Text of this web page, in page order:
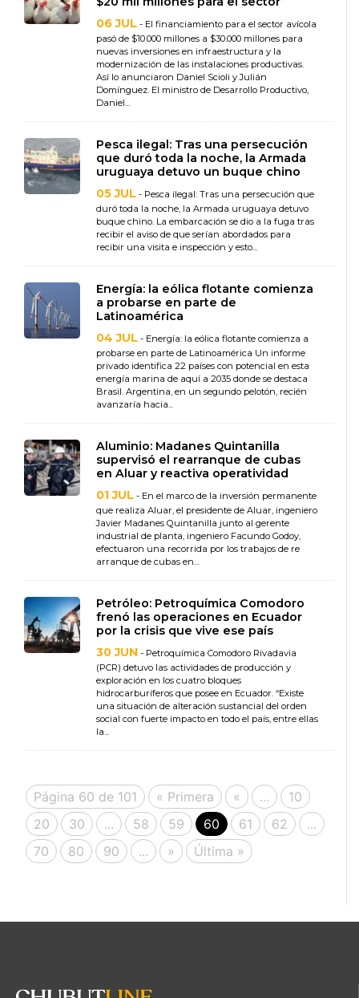
06 JUL - El financiamiento para el sector avícola
pasó de $10.000 millones a $30.000 millones para
nuevas inversiones en infraestructura y la
modernización de las instalaciones productivas.
Así lo anunciaron Daniel Scioli y Julián
Domínguez. El ministro de Desarrollo Productivo,
Daniel...
Pesca ilegal: Tras una persecución
que duró toda la noche, la Armada
uruguaya detuvo un buque chino
05 JUL - Pesca ilegal: Tras una persecución que
duró toda la noche, la Armada uruguaya detuvo
buque chino. La embarcación se dio a la fuga tras
recibir el aviso de que serían abordados para
recibir una visita e inspección y esto...
Energía: la eólica flotante comienza
a probarse en parte de
Latinoamérica
04 JUL - Energía: la eólica flotante comienza a
probarse en parte de Latinoamérica Un informe
privado identifica 22 países con potencial en esta
energía marina de aquí a 2035 donde se destaca
Brasil. Argentina, en un segundo pelotón, recién
avanzaría hacia...
Aluminio: Madanes Quintanilla
supervisó el rearranque de cubas
en Aluar y reactiva operatividad
01 JUL - En el marco de la inversión permanente
que realiza Aluar, el presidente de Aluar, ingeniero
Javier Madanes Quintanilla junto al gerente
industrial de planta, ingeniero Facundo Godoy,
efectuaron una recorrida por los trabajos de re
arranque de cubas en...
Petróleo: Petroquímica Comodoro
frenó las operaciones en Ecuador
por la crisis que vive ese país
30 JUN - Petroquímica Comodoro Rivadavia
(PCR) detuvo las actividades de producción y
exploración en los cuatro bloques
hidrocarburíferos que posee en Ecuador. “Existe
una situación de alteración sustancial del orden
social con fuerte impacto en todo el país, entre ellas
la...
Página 60 de 101 « Primera « ...
10
20
30 ... 58 59 60 61 62
...
70
80 90 ... » Última »